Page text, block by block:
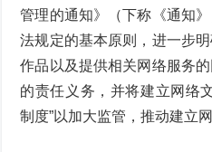
管理的通知》（下称《通知
法规定的基本原则，进一步
作品以及提供相关网络服务
的责任义务，并将建立网络
制度”以加大监管，推动建立